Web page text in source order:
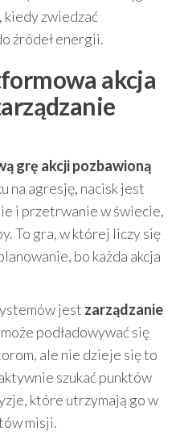
kiedy zwiedzać
źródeł energii.
akcja
grę akcji pozbawioną
na agresję, nacisk jest
i przetrwanie w świecie,
To gra, w której liczy się
bo każda akcja
jest zarządzanie
podładowywać się
ale nie dzieje się to
szukać punktów
które utrzymają go w
misji.